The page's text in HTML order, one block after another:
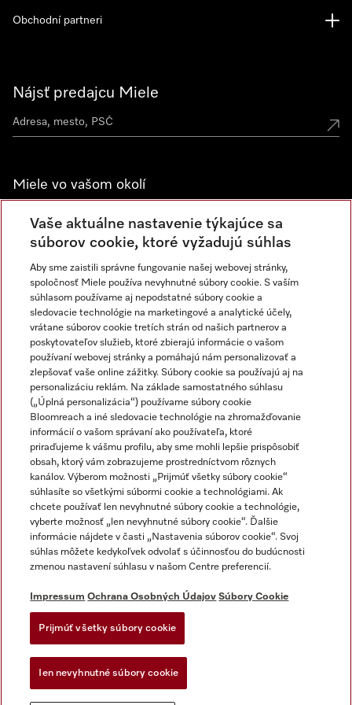
Nájsť predajcu Miele
Miele vo vašom okolí
Spoznajte predajne Miele
Newsletter
Obchodní partneri
Impressum
Obchodné podmienky
Ochrana osobných údajov
Dodacie podmienky
Akt o digitalnych sluzbach
Miele na Instagrame
Miele na YouTube
Vaše aktuálne nastavenie týkajúce sa
súborov cookie, ktoré vyžadujú súhlas
Aby sme zaistili správne fungovanie našej webovej stránky,
spoločnosť Miele používa nevyhnutné súbory cookie. S vaším
súhlasom používame aj nepodstatné súbory cookie a
sledovacie technológie na marketingové a analytické účely,
vrátane súborov cookie tretích strán od našich partnerov a
poskytovateľov služieb, ktoré zbierajú informácie o vašom
používaní webovej stránky a pomáhajú nám personalizovať a
zlepšovať vaše online zážitky. Súbory cookie sa používajú aj na
personalizáciu reklám. Na základe samostatného súhlasu
(„Úplná personalizácia“) používame súbory cookie
Bloomreach a iné sledovacie technológie na zhromažďovanie
informácií o vašom správaní ako používateľa, ktoré
priraďujeme k vášmu profilu, aby sme mohli lepšie prispôsobiť
obsah, ktorý vám zobrazujeme prostredníctvom rôznych
kanálov. Výberom možnosti „Prijmúť všetky súbory cookie“
súhlasíte so všetkými súbormi cookie a technológiami. Ak
chcete používať len nevyhnutné súbory cookie a technológie,
vyberte možnosť „len nevyhnutné súbory cookie“. Ďalšie
informácie nájdete v časti „Nastavenia súborov cookie“. Svoj
súhlas môžete kedykoľvek odvolať s účinnosťou do budúcnosti
zmenou nastavení súhlasu v našom Centre preferencií.
Impressum Ochrana Osobných Údajov Súbory Cookie
Prijmúť všetky súbory cookie
Ien nevyhnutné súbory cookie